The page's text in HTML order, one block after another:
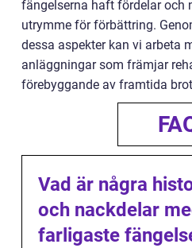
fängelserna haft fördelar och
utrymme för förbättring.
dessa aspekter kan vi arbeta
anläggningar som främjar
förebyggande av framtida
Vad är några
och nackdelar
farligaste